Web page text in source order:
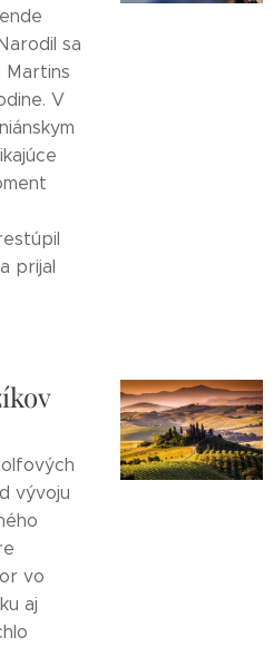
sa
Martins
V
prijal
vývoju
vo
aj